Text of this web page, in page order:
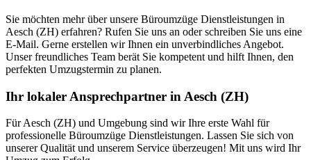
Sie möchten mehr über unsere Büroumzüge Dienstleistungen in
Aesch (ZH) erfahren? Rufen Sie uns an oder schreiben Sie uns eine
E-Mail. Gerne erstellen wir Ihnen ein unverbindliches Angebot.
Unser freundliches Team berät Sie kompetent und hilft Ihnen, den
perfekten Umzugstermin zu planen.
Ihr lokaler Ansprechpartner in Aesch (ZH)
Für Aesch (ZH) und Umgebung sind wir Ihre erste Wahl für
professionelle Büroumzüge Dienstleistungen. Lassen Sie sich von
unserer Qualität und unserem Service überzeugen! Mit uns wird Ihr